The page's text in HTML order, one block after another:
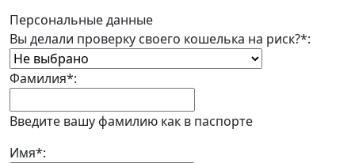
Персональные данные
Вы делали проверку своего кошелька на риск?*:
Фамилия*:
Введите вашу фамилию как в паспорте
Имя*: